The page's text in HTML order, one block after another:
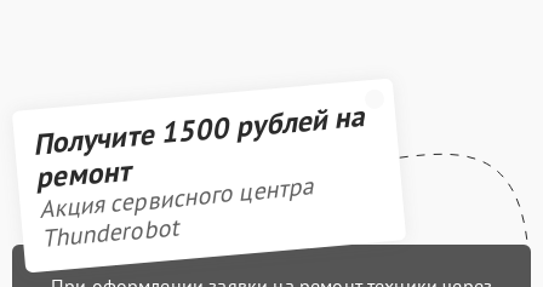
Получите 1500 рублей на
ремонт
Акция сервисного центра
Thunderobot